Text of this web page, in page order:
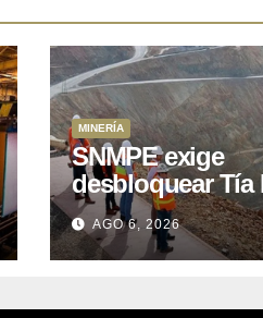
MINERÍA
SNMPE exige
desbloquear Tía
el proyecto de
US$1.400M que
lleva 15 años
AGO 6, 2026